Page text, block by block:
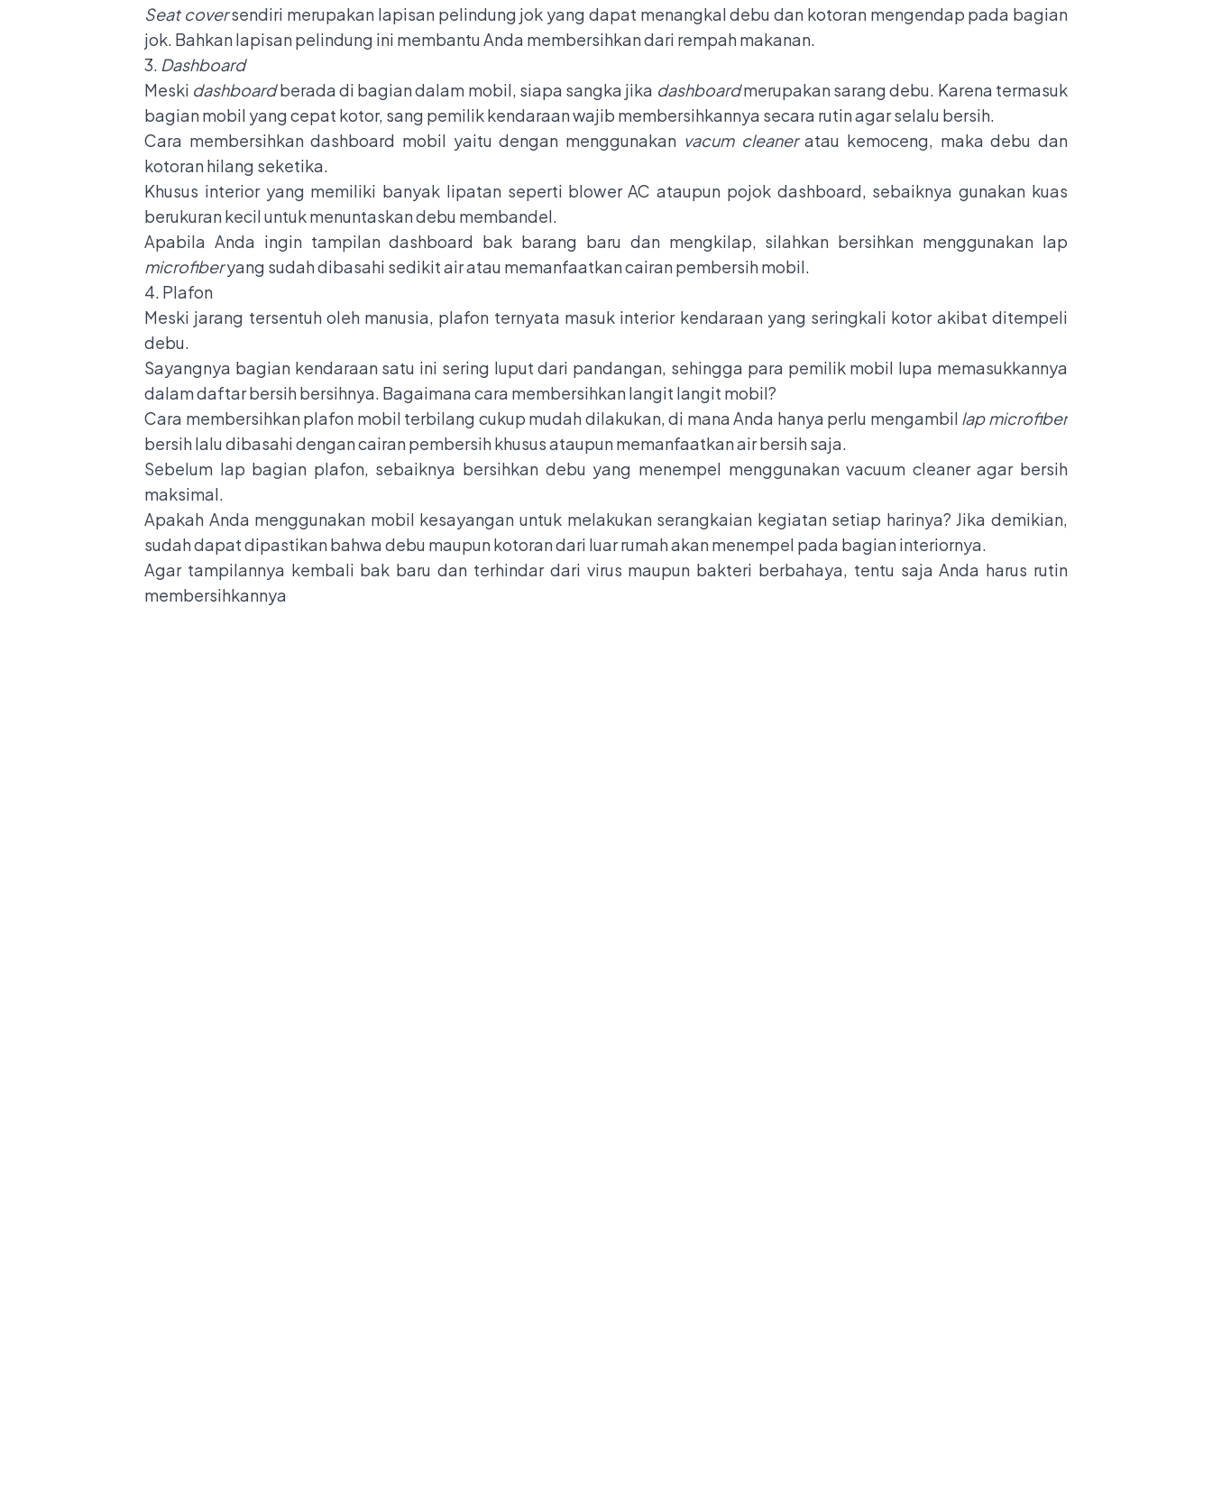
Seat coversendiri merupakan lapisan pelindung jok yang dapat menangkal debu dan kotoran mengendap pada bagian
jok. Bahkan lapisan pelindung ini membantu Anda membersihkan dari rempah makanan.
3. Dashboard
Meski dashboardberada di bagian dalam mobil, siapa sangka jika dashboardmerupakan sarang debu. Karena termasuk
bagian mobil yang cepat kotor, sang pemilik kendaraan wajib membersihkannya secara rutin agar selalu bersih.
Cara membersihkan dashboard mobil yaitu dengan menggunakan vacum cleaneratau kemoceng, maka debu dan
kotoran hilang seketika.
Khusus interior yang memiliki banyak lipatan seperti blower AC ataupun pojok dashboard, sebaiknya gunakan kuas
berukuran kecil untuk menuntaskan debu membandel.
Apabila Anda ingin tampilan dashboard bak barang baru dan mengkilap, silahkan bersihkan menggunakan lap
microfiberyang sudah dibasahi sedikit air atau memanfaatkan cairan pembersih mobil.
4. Plafon
Meski jarang tersentuh oleh manusia, plafon ternyata masuk interior kendaraan yang seringkali kotor akibat ditempeli
debu.
Sayangnya bagian kendaraan satu ini sering luput dari pandangan, sehingga para pemilik mobil lupa memasukkannya
dalam daftar bersih bersihnya. Bagaimana cara membersihkan langit langit mobil?
Cara membersihkan plafon mobil terbilang cukup mudah dilakukan, di mana Anda hanya perlu mengambil lap microfiber
bersih lalu dibasahi dengan cairan pembersih khusus ataupun memanfaatkan air bersih saja.
Sebelum lap bagian plafon, sebaiknya bersihkan debu yang menempel menggunakan vacuum cleaner agar bersih
maksimal.
Apakah Anda menggunakan mobil kesayangan untuk melakukan serangkaian kegiatan setiap harinya? Jika demikian,
sudah dapat dipastikan bahwa debu maupun kotoran dari luar rumah akan menempel pada bagian interiornya.
Agar tampilannya kembali bak baru dan terhindar dari virus maupun bakteri berbahaya, tentu saja Anda harus rutin
membersihkannya